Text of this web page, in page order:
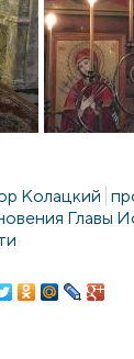
Колацкий
Главы